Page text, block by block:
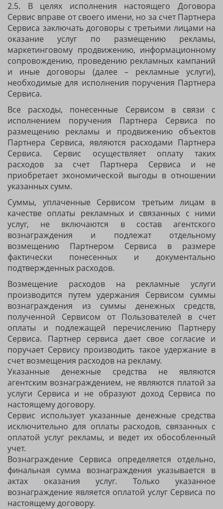
2.5. В целях исполнения настоящего Договора
Сервис вправе от своего имени, но за счет Партнера
Сервиса заключать договоры с третьими лицами на
оказание услуг по размещению рекламы,
маркетинговому продвижению, информационному
сопровождению, проведению рекламных кампаний
и иные договоры (далее – рекламные услуги),
необходимые для исполнения поручения Партнера
Сервиса.
Все расходы, понесенные Сервисом в связи с
исполнением поручения Партнера Сервиса по
размещению рекламы и продвижению объектов
Партнера Сервиса, являются расходами Партнера
Сервиса. Сервис осуществляет оплату таких
расходов за счет Партнера Сервиса и не
приобретает экономической выгоды в отношении
указанных сумм.
Суммы, уплаченные Сервисом третьим лицам в
качестве оплаты рекламных и связанных с ними
услуг, не включаются в состав агентского
вознаграждения и подлежат отдельному
возмещению Партнером Сервиса в размере
фактически понесенных и документально
подтвержденных расходов.
Возмещение расходов на рекламные услуги
производится путем удержания Сервисом суммы
вознаграждения из суммы денежных средств,
полученной Сервисом от Пользователей в счет
оплаты и подлежащей перечислению Партнеру
Сервиса. Партнер сервиса дает свое согласие и
поручает Сервису производить такое удержание в
счет возмещения расходов на рекламу.
Указанные денежные средства не являются
агентским вознаграждением, не являются платой за
услуги Сервиса и не образуют доход Сервиса по
настоящему договору.
Сервис использует указанные денежные средства
исключительно для оплаты расходов, связанных с
оплатой услуг рекламы, и ведет их обособленный
учет.
Вознаграждение Сервиса определяется отдельно,
финальная сумма вознаграждения указывается в
актах оказания услуг. Только указанное
вознаграждение является оплатой услуг Сервиса по
настоящему договору.